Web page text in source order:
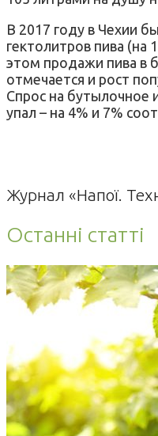
В 2017 году в Чехии
гектолитров пива (на
этом продажи пива в
отмечается и рост
Спрос на бутылочное
упал – на 4% и 7%
Журнал «Напої.
Останні статті